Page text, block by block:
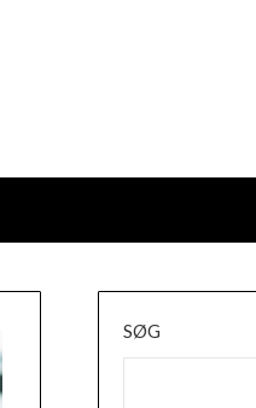
SØG